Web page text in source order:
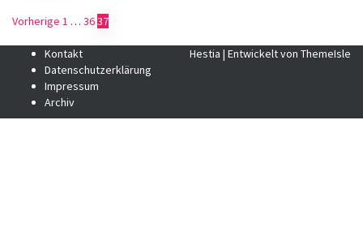
Seitennummerierung
der
Beiträge
Vorherige 1 … 3637
Kontakt
Datenschutzerklärung
Impressum
Archiv
Hestia | Entwickelt von ThemeIsle